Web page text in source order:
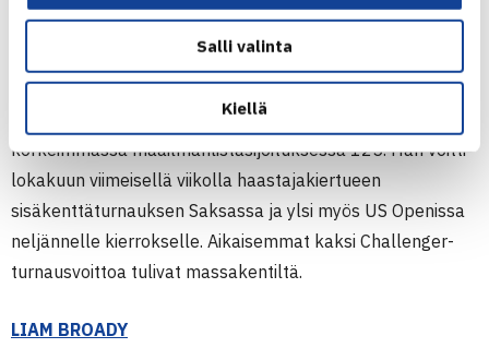
Salli valinta
Kiellä
OSCAR OTTE
Otte on 28-vuotias saksalaispelaaja, joka on nyt uransa
korkeimmassa maailmanlistasijoituksessa 125. Hän voitti
lokakuun viimeisellä viikolla haastajakiertueen
sisäkenttäturnauksen Saksassa ja ylsi myös US Openissa
neljännelle kierrokselle. Aikaisemmat kaksi Challenger-
turnausvoittoa tulivat massakentiltä.
LIAM BROADY